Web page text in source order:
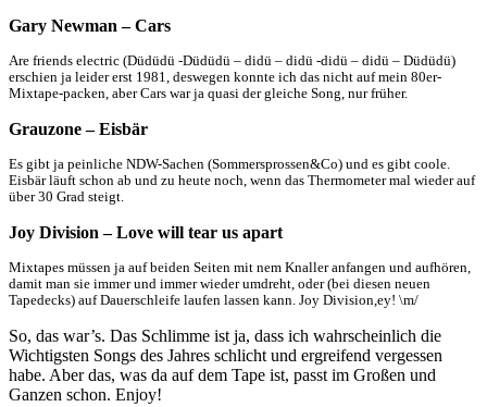
Gary Newman – Cars
Are friends electric (Düdüdü -Düdüdü – didü – didü -didü – didü – Düdüdü)
erschien ja leider erst 1981, deswegen konnte ich das nicht auf mein 80er-
Mixtape-packen, aber Cars war ja quasi der gleiche Song, nur früher.
Grauzone – Eisbär
Es gibt ja peinliche NDW-Sachen (Sommersprossen&Co) und es gibt coole.
Eisbär läuft schon ab und zu heute noch, wenn das Thermometer mal wieder auf
über 30 Grad steigt.
Joy Division – Love will tear us apart
Mixtapes müssen ja auf beiden Seiten mit nem Knaller anfangen und aufhören,
damit man sie immer und immer wieder umdreht, oder (bei diesen neuen
Tapedecks) auf Dauerschleife laufen lassen kann. Joy Division,ey! \m/
So, das war’s. Das Schlimme ist ja, dass ich wahrscheinlich die
Wichtigsten Songs des Jahres schlicht und ergreifend vergessen
habe. Aber das, was da auf dem Tape ist, passt im Großen und
Ganzen schon. Enjoy!